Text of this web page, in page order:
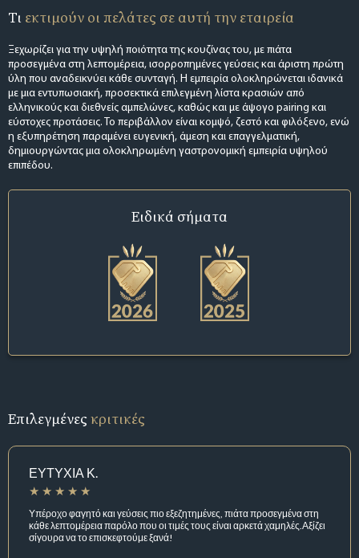
Τι εκτιμούν οι πελάτες σε αυτή την εταιρεία
Ξεχωρίζει για την υψηλή ποιότητα της κουζίνας του, με πιάτα
προσεγμένα στη λεπτομέρεια, ισορροπημένες γεύσεις και άριστη πρώτη
ύλη που αναδεικνύει κάθε συνταγή. Η εμπειρία ολοκληρώνεται ιδανικά
με μια εντυπωσιακή, προσεκτικά επιλεγμένη λίστα κρασιών από
ελληνικούς και διεθνείς αμπελώνες, καθώς και με άψογο pairing και
εύστοχες προτάσεις. Το περιβάλλον είναι κομψό, ζεστό και φιλόξενο, ενώ
η εξυπηρέτηση παραμένει ευγενική, άμεση και επαγγελματική,
δημιουργώντας μια ολοκληρωμένη γαστρονομική εμπειρία υψηλού
επιπέδου.
Ειδικά σήματα
Επιλεγμένεςκριτικές
ΕΥΤΥΧΙΑ Κ.
Υπέροχο φαγητό και γεύσεις πιο εξεζητημένες, πιάτα προσεγμένα στη
κάθε λεπτομέρεια παρόλο που οι τιμές τους είναι αρκετά χαμηλές.Αξίζει
σίγουρα να το επισκεφτούμε ξανά!